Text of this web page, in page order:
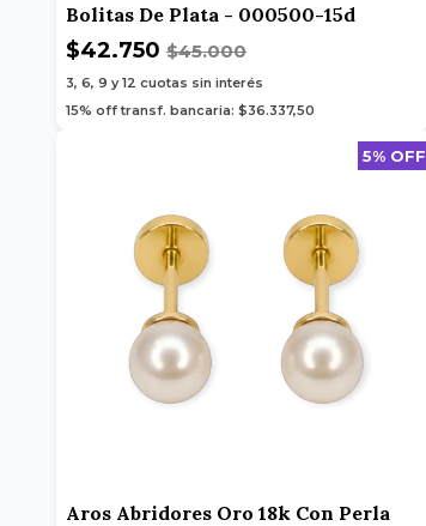
Bolitas De Plata - 000500-15d
$42.750 $45.000
3, 6, 9 y 12 cuotas sin interés
15% off transf. bancaria: $36.337,50
5% OFF
Aros Abridores Oro 18k Con Perla